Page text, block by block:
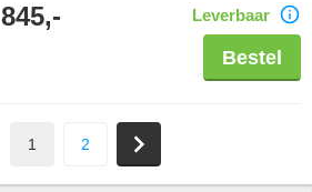
845,- Leverbaar
Bestel
1 2